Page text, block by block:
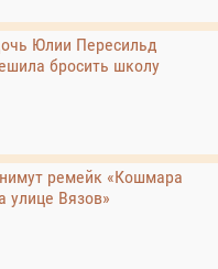
Юлии Пересильд
бросить школу
ремейк «Кошмара
улице Вязов»